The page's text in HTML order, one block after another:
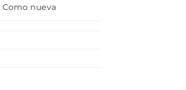
Como nueva